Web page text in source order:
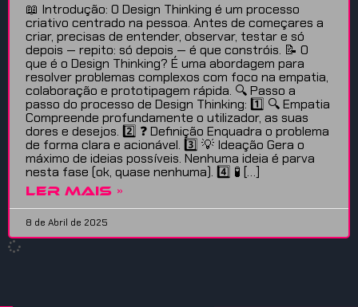
📖 Introdução: O Design Thinking é um processo
criativo centrado na pessoa. Antes de começares a
criar, precisas de entender, observar, testar e só
depois — repito: só depois — é que constróis. 📝 O
que é o Design Thinking? É uma abordagem para
resolver problemas complexos com foco na empatia,
colaboração e prototipagem rápida. 🔍 Passo a
passo do processo de Design Thinking: 1️⃣ 🔍 Empatia
Compreende profundamente o utilizador, as suas
dores e desejos. 2️⃣ ❓ Definição Enquadra o problema
de forma clara e acionável. 3️⃣ 💡 Ideação Gera o
máximo de ideias possíveis. Nenhuma ideia é parva
nesta fase (ok, quase nenhuma). 4️⃣ 🧪 […]
LER MAIS »
8 de Abril de 2025